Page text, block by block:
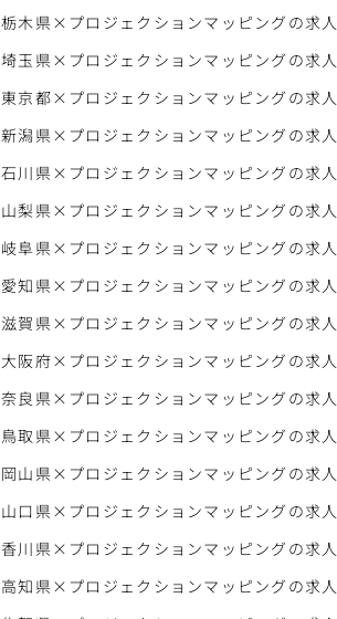
栃木県×プロジェクションマッピングの求人
埼玉県×プロジェクションマッピングの求人
東京都×プロジェクションマッピングの求人
新潟県×プロジェクションマッピングの求人
石川県×プロジェクションマッピングの求人
山梨県×プロジェクションマッピングの求人
岐阜県×プロジェクションマッピングの求人
愛知県×プロジェクションマッピングの求人
滋賀県×プロジェクションマッピングの求人
大阪府×プロジェクションマッピングの求人
奈良県×プロジェクションマッピングの求人
鳥取県×プロジェクションマッピングの求人
岡山県×プロジェクションマッピングの求人
山口県×プロジェクションマッピングの求人
香川県×プロジェクションマッピングの求人
高知県×プロジェクションマッピングの求人